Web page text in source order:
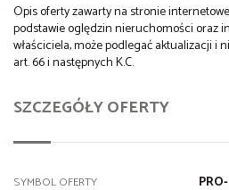
Opis oferty zawarty na stronie
podstawie oględzin nieruchomości oraz
właściciela, może podlegać aktualizacji i
art. 66 i następnych K.C.
SZCZEGÓŁY OFERTY
SYMBOL OFERTY